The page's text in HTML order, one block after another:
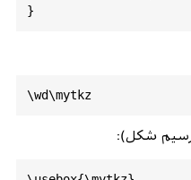
\wd\mytkz
شکل):